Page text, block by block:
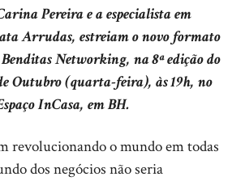
Pereira e a especialista em
Arrudas, estreiam o novo formato
Networking, na 8ª edição do
Outubro (quarta-feira), às 19h, no
InCasa, em BH.
revolucionando o mundo em todas
dos negócios não seria